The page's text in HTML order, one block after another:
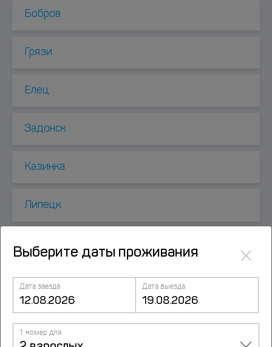
Бобров
Грязи
Елец
Задонск
Казинка
Липецк
Лиски
Нововоронеж
Выберите даты проживания ×
Дата заезда Дата выезда
1 номер для